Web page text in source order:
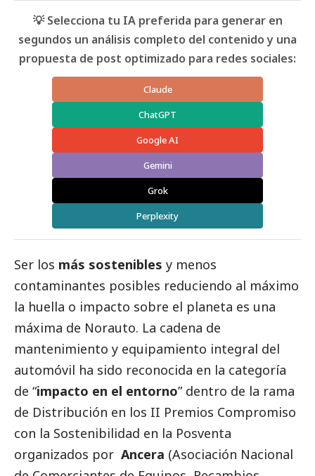
💡 Selecciona tu IA preferida para generar en
segundos un análisis completo del contenido y una
propuesta de post optimizado para redes sociales:
Claude
ChatGPT
Google AI
Gemini
Grok
Perplexity
Ser los más sostenibles y menos
contaminantes posibles reduciendo al máximo
la huella o impacto sobre el planeta es una
máxima de Norauto. La cadena de
mantenimiento y equipamiento integral del
automóvil ha sido reconocida en la categoría
de “impacto en el entorno” dentro de la rama
de Distribución en los II Premios Compromiso
con la Sostenibilidad en la Posventa
organizados por Ancera (Asociación Nacional